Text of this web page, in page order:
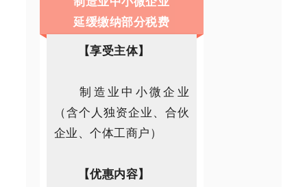
延缓缴纳部分税费
【享受主体】
制造业中小微企业
（含个人独资企业、合伙
企业、个体工商户）
【优惠内容】